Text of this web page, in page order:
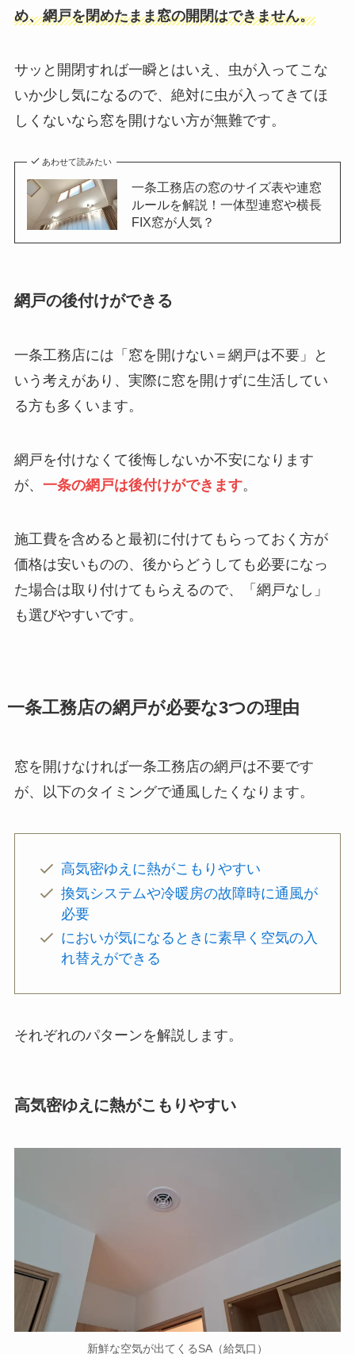
め、網戸を閉めたまま窓の開閉はできません。
サッと開閉すれば一瞬とはいえ、虫が入ってこな
いか少し気になるので、絶対に虫が入ってきてほ
しくないなら窓を開けない方が無難です。
あわせて読みたい
一条工務店の窓のサイズ表や連窓
ルールを解説！一体型連窓や横長
FIX窓が人気？
網戸の後付けができる
一条工務店には「窓を開けない＝網戸は不要」と
いう考えがあり、実際に窓を開けずに生活してい
る方も多くいます。
網戸を付けなくて後悔しないか不安になります
が、 一条の網戸は後付けができます。
施工費を含めると最初に付けてもらっておく方が
価格は安いものの、後からどうしても必要になっ
た場合は取り付けてもらえるので、「網戸なし」
も選びやすいです。
一条工務店の網戸が必要な3つの理由
窓を開けなければ一条工務店の網戸は不要です
が、以下のタイミングで通風したくなります。
高気密ゆえに熱がこもりやすい
換気システムや冷暖房の故障時に通風が
必要
においが気になるときに素早く空気の入
れ替えができる
それぞれのパターンを解説します。
高気密ゆえに熱がこもりやすい
新鮮な空気が出てくるSA（給気口）